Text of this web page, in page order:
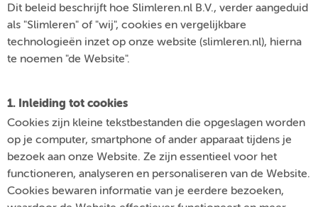
Dit beleid beschrijft hoe Slimleren.nl B.V., verder aangeduid
als "Slimleren" of "wij", cookies en vergelijkbare
technologieën inzet op onze website (slimleren.nl), hierna
te noemen "de Website".
1. Inleiding tot cookies
Cookies zijn kleine tekstbestanden die opgeslagen worden
op je computer, smartphone of ander apparaat tijdens je
bezoek aan onze Website. Ze zijn essentieel voor het
functioneren, analyseren en personaliseren van de Website.
Cookies bewaren informatie van je eerdere bezoeken,